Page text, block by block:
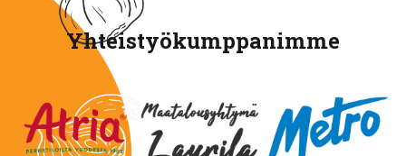
Yhteistyökumppanimme